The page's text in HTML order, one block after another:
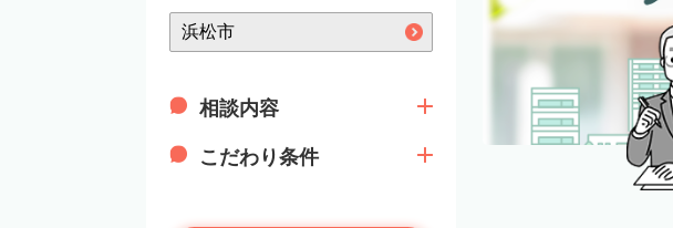
相談内容
こだわり条件